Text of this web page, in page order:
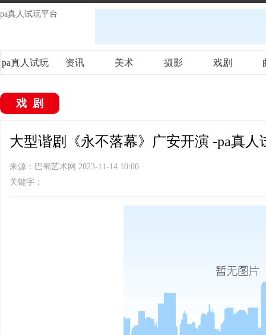
pa真人试玩平台
pa真人试玩 资讯 美术 摄影 戏剧
戏剧
大型谐剧《永不落幕》广安开演 -pa真人
来源：巴蜀艺术网 2023-11-14 10:00
关键字：